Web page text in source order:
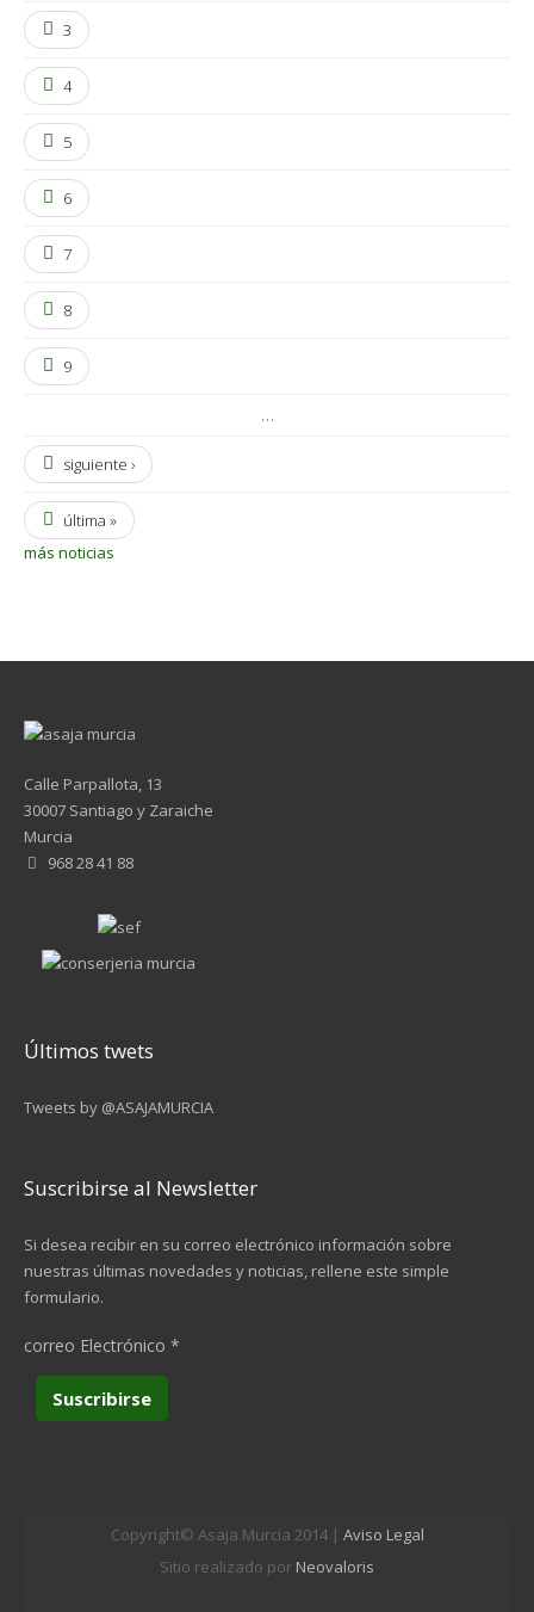
3
4
5
6
7
8
9
…
siguiente ›
última »
más noticias
Calle Parpallota, 13
30007 Santiago y Zaraiche
Murcia
968 28 41 88
Últimos twets
Tweets by @ASAJAMURCIA
Suscribirse al Newsletter
Si desea recibir en su correo electrónico información sobre
nuestras últimas novedades y noticias, rellene este simple
formulario.
correo Electrónico *
Copyright© Asaja Murcia 2014 | Aviso Legal
Sitio realizado por Neovaloris